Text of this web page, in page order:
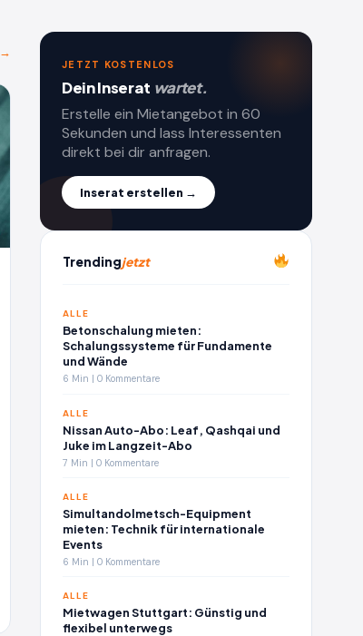
JETZT KOSTENLOS
Dein Inserat wartet.
Erstelle ein Mietangebot in 60
Sekunden und lass Interessenten
direkt bei dir anfragen.
Inserat erstellen →
Trendingjetzt
ALLE
Betonschalung mieten:
Schalungssysteme für Fundamente
und Wände
6 Min | 0 Kommentare
ALLE
Nissan Auto-Abo: Leaf, Qashqai und
Juke im Langzeit-Abo
7 Min | 0 Kommentare
ALLE
Simultandolmetsch-Equipment
mieten: Technik für internationale
Events
6 Min | 0 Kommentare
ALLE
Mietwagen Stuttgart: Günstig und
flexibel unterwegs